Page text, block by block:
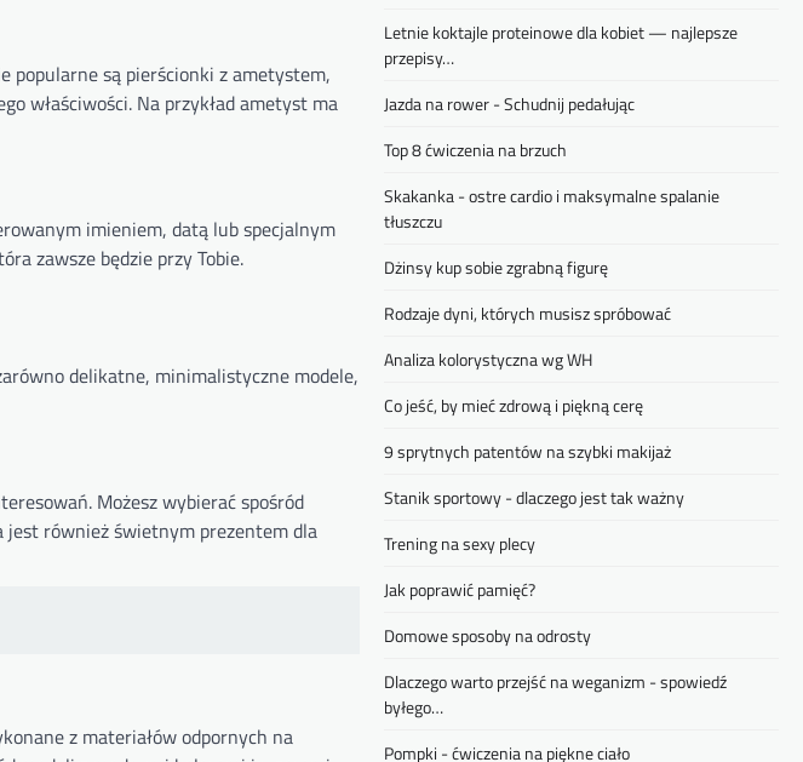
popularne są pierścionki z ametystem,
właściwości. Na przykład ametyst ma
imieniem, datą lub specjalnym
zawsze będzie przy Tobie.
delikatne, minimalistyczne modele,
Możesz wybierać spośród
jest również świetnym prezentem dla
z materiałów odpornych na
Letnie koktajle proteinowe dla kobiet — najlepsze
przepisy…
Jazda na rower - Schudnij pedałując
Top 8 ćwiczenia na brzuch
Skakanka - ostre cardio i maksymalne spalanie
tłuszczu
Dżinsy kup sobie zgrabną figurę
Rodzaje dyni, których musisz spróbować
Analiza kolorystyczna wg WH
Co jeść, by mieć zdrową i piękną cerę
9 sprytnych patentów na szybki makijaż
Stanik sportowy - dlaczego jest tak ważny
Trening na sexy plecy
Jak poprawić pamięć?
Domowe sposoby na odrosty
Dlaczego warto przejść na weganizm - spowiedź
byłego…
Pompki - ćwiczenia na piękne ciało